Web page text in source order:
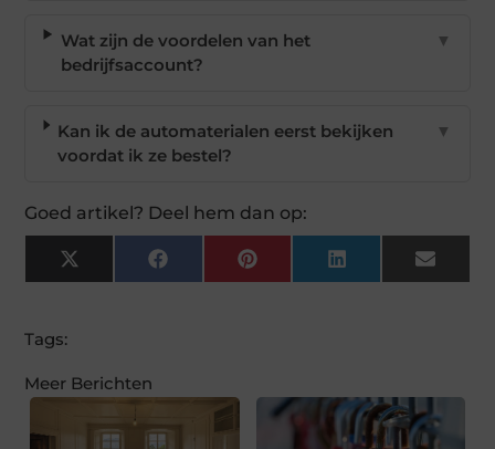
Wat zijn de voordelen van het
bedrijfsaccount?
▼
Kan ik de automaterialen eerst bekijken
voordat ik ze bestel?
▼
Goed artikel? Deel hem dan op:
X
(Twitter)
FacebookPinterest LinkedIn Email
Tags:
Meer Berichten